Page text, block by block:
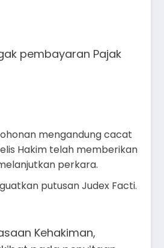
pembayaran Pajak
mengandung cacat
Hakim telah memberikan
perkara.
putusan Judex Facti.
Kehakiman,